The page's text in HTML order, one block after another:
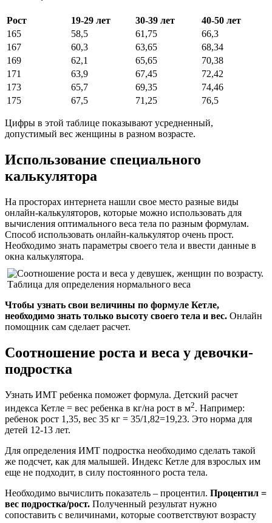
Рост 19-29 лет 30-39 лет
40-50 лет
165
58,5 61,75
66,3
167
60,3 63,65
68,34
169
62,1 65,65
70,38
171
63,9 67,45
72,42
173
65,7 69,35
74,46
175
67,5 71,25 76,5
Цифры в этой таблице показывают усредненный,
допустимый вес женщины в разном возрасте.
Использование специального
калькулятора
На просторах интернета нашли свое место разные виды
онлайн-калькуляторов, которые можно использовать для
вычисления оптимального веса тела по разным формулам.
Способ использовать онлайн-калькулятор очень прост.
Необходимо знать параметры своего тела и ввести данные в
окна калькулятора.
Чтобы узнать свои величины по формуле Кетле,
необходимо знать только высоту своего тела и вес. Онлайн
помощник сам сделает расчет.
Соотношение роста и веса у девочки-
подростка
Узнать ИМТ ребенка поможет формула. Детский расчет
индекса Кетле = вес ребенка в кг/на рост в м2. Например:
ребенок рост 1,35, вес 35 кг = 35/1,82=19,23. Это норма для
детей 12-13 лет.
Для определения ИМТ подростка необходимо сделать такой
же подсчет, как для малышей. Индекс Кетле для взрослых им
еще не подходит, в силу постоянного роста тела.
Необходимо вычислить показатель – процентил. Процентил =
вес подростка/рост. Полученный результат нужно
сопоставить с величинами, которые соответствуют возрасту